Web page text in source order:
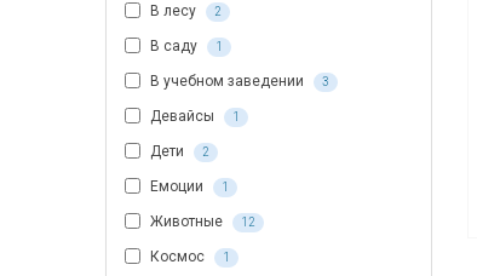
В лесу 2
В саду 1
В учебном заведении 3
Девайсы 1
Дети 2
Емоции 1
Животные 12
Космос 1